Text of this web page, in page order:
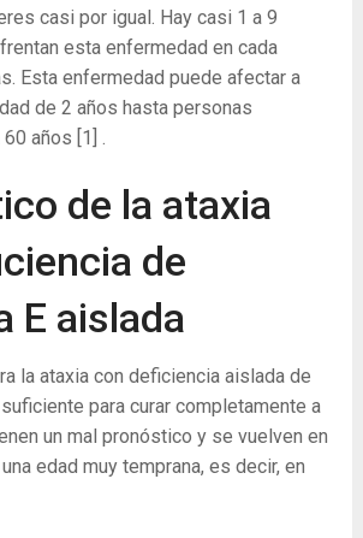
casi por igual. Hay casi 1 a 9
esta enfermedad en cada
Esta enfermedad puede afectar a
de 2 años hasta personas
años [1] .
de la ataxia
de
E aislada
la ataxia con deficiencia aislada de
para curar completamente a
un mal pronóstico y se vuelven en
edad muy temprana, es decir, en